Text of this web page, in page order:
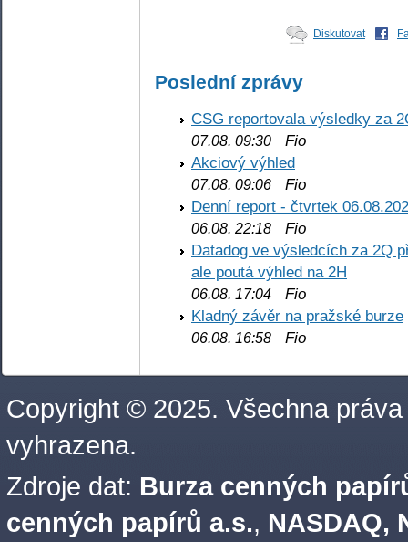
Diskutovat
Poslední zprávy
CSG reportovala výsledky za
07.08. 09:30 Fio
Akciový výhled
07.08. 09:06 Fio
Denní report - čtvrtek
06.08. 22:18 Fio
Datadog ve výsledcích za 2Q
ale poutá výhled na 2H
06.08. 17:04 Fio
Kladný závěr na pražské burze
06.08. 16:58 Fio
Copyright © 2025. Všechna práva
vyhrazena.
Zdroje dat: Burza cenných
cenných papírů a.s., NASDAQ,